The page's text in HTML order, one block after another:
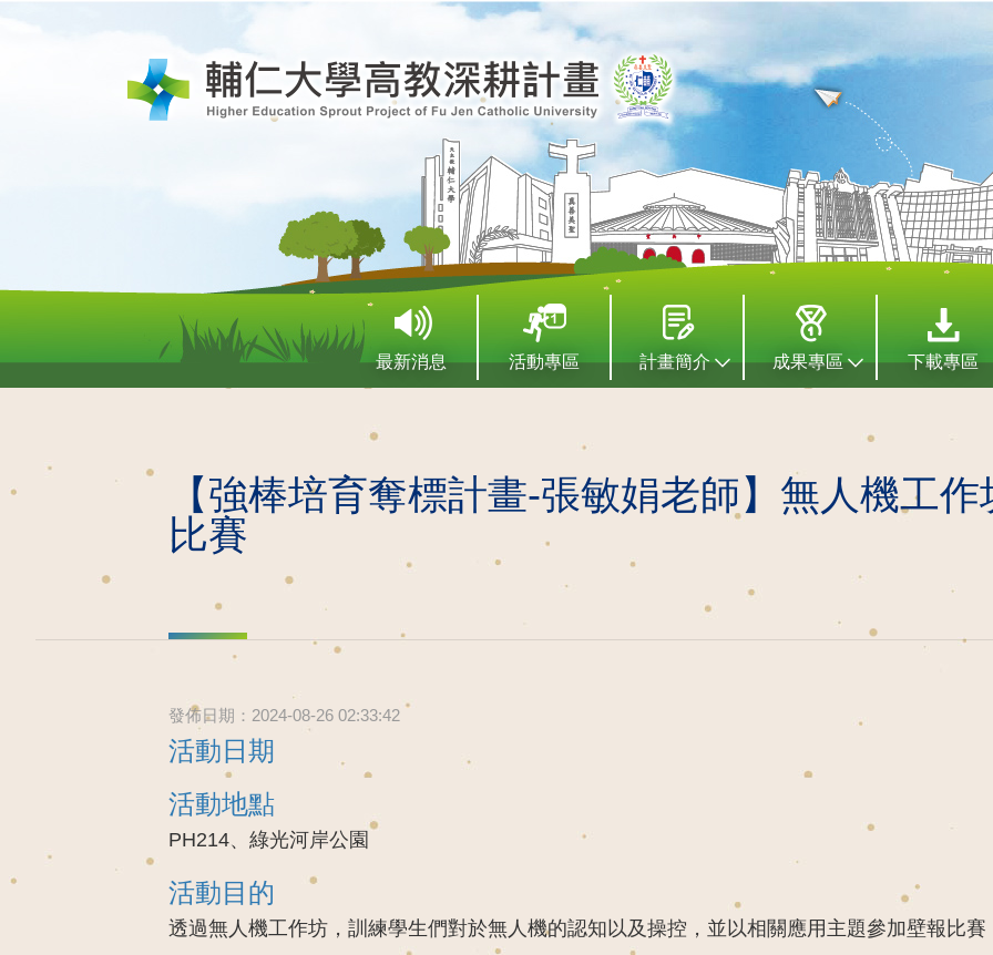
最新消息 活動專區 計畫簡介 成果專區 下載專區
【強棒培育奪標計畫-張敏娟老師】無人機工
比賽
發佈日期：2024-08-26 02:33:42
活動日期
活動地點
PH214、綠光河岸公園
活動目的
透過無人機工作坊，訓練學生們對於無人機的認知以及操控，並以相關應用主題參加壁報比賽